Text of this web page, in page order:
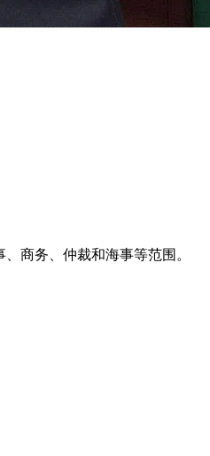
商务、仲裁和海事等范围。